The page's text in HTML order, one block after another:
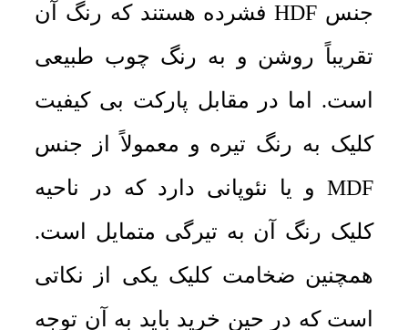
جنس HDF فشرده هستند که رنگ آن
تقریباً روشن و به رنگ چوب طبیعی
است. اما در مقابل پارکت بی کیفیت
کلیک به رنگ تیره و معمولاً از جنس
MDF و یا نئوپانی دارد که در ناحیه
کلیک رنگ آن به تیرگی متمایل است.
همچنین ضخامت کلیک یکی از نکاتی
است که در حین خرید باید به آن توجه